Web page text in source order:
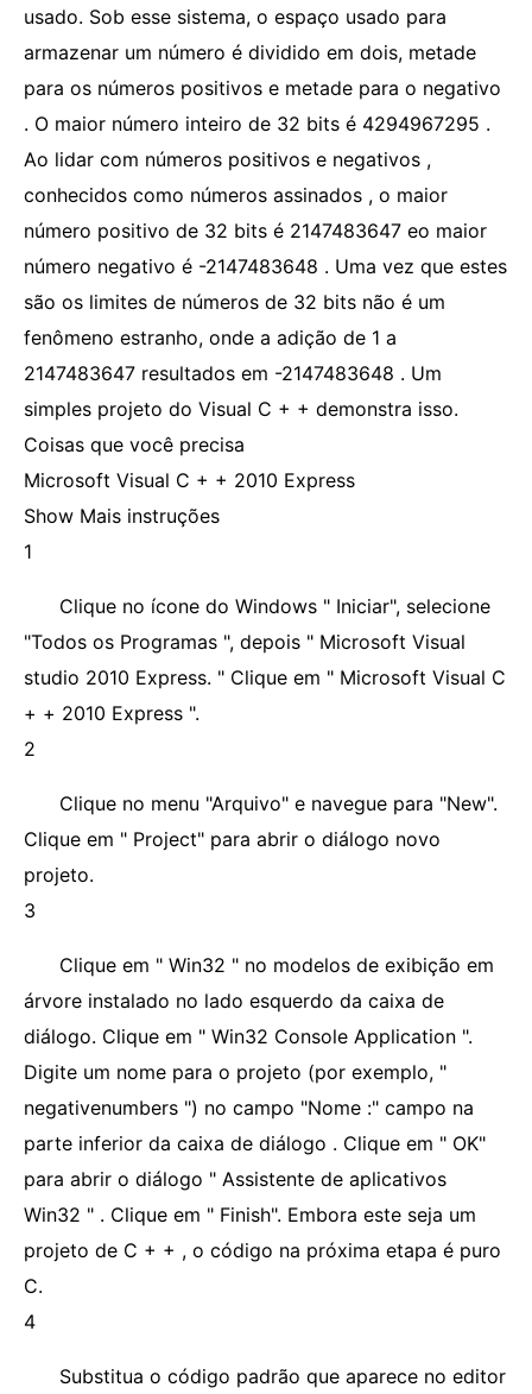
usado. Sob esse sistema, o espaço usado para
armazenar um número é dividido em dois, metade
para os números positivos e metade para o negativo
. O maior número inteiro de 32 bits é 4294967295 .
Ao lidar com números positivos e negativos ,
conhecidos como números assinados , o maior
número positivo de 32 bits é 2147483647 eo maior
número negativo é -2147483648 . Uma vez que estes
são os limites de números de 32 bits não é um
fenômeno estranho, onde a adição de 1 a
2147483647 resultados em -2147483648 . Um
simples projeto do Visual C + + demonstra isso.
Coisas que você precisa
Microsoft Visual C + + 2010 Express
Show Mais instruções
1
Clique no ícone do Windows " Iniciar", selecione
"Todos os Programas ", depois " Microsoft Visual
studio 2010 Express. " Clique em " Microsoft Visual C
+ + 2010 Express ".
2
Clique no menu "Arquivo" e navegue para "New".
Clique em " Project" para abrir o diálogo novo
projeto.
3
Clique em " Win32 " no modelos de exibição em
árvore instalado no lado esquerdo da caixa de
diálogo. Clique em " Win32 Console Application ".
Digite um nome para o projeto (por exemplo, "
negativenumbers ") no campo "Nome :" campo na
parte inferior da caixa de diálogo . Clique em " OK"
para abrir o diálogo " Assistente de aplicativos
Win32 " . Clique em " Finish". Embora este seja um
projeto de C + + , o código na próxima etapa é puro
C.
4
Substitua o código padrão que aparece no editor